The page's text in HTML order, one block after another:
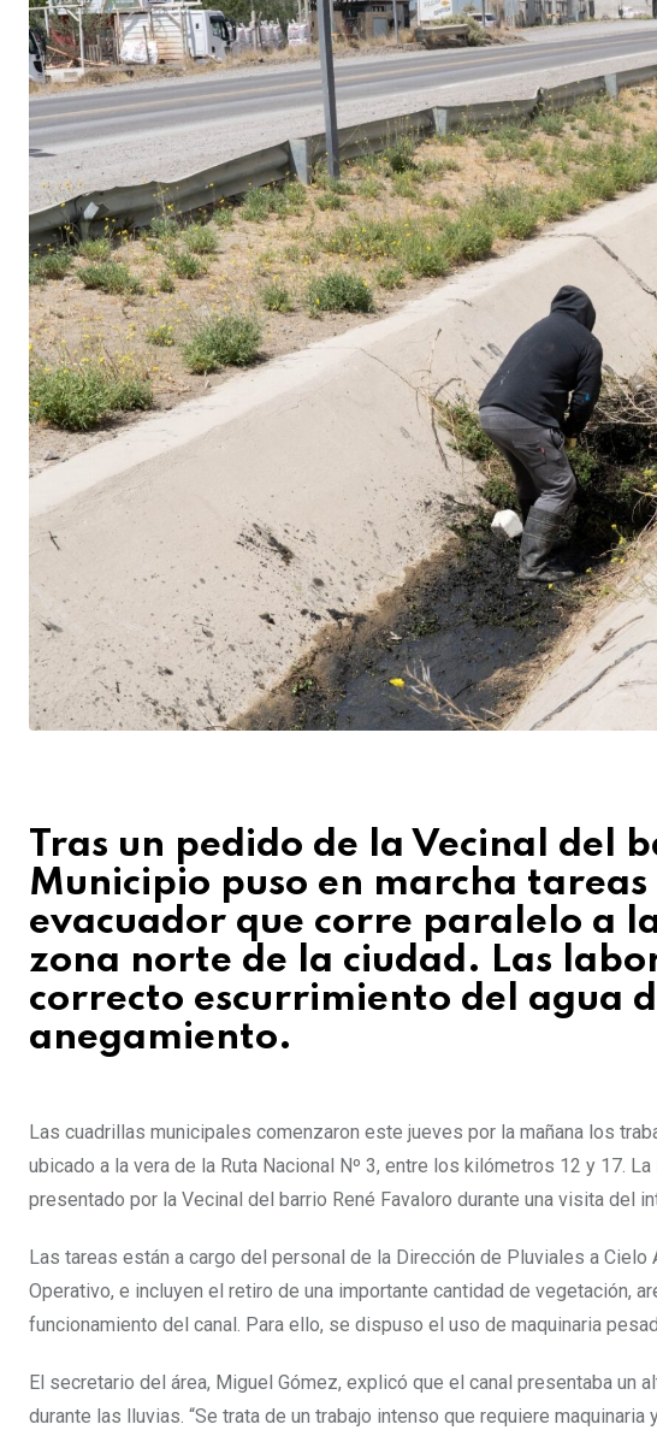
Tras un pedido de la Vecinal del
Municipio puso en marcha tareas
evacuador que corre paralelo a
zona norte de la ciudad. Las
correcto escurrimiento del agua
anegamiento.
Las cuadrillas municipales comenzaron este jueves por la mañana los
ubicado a la vera de la Ruta Nacional Nº 3, entre los kilómetros 12 y 17.
presentado por la Vecinal del barrio René Favaloro durante una visita del
Las tareas están a cargo del personal de la Dirección de Pluviales a
Operativo, e incluyen el retiro de una importante cantidad de vegetación,
funcionamiento del canal. Para ello, se dispuso el uso de maquinaria
El secretario del área, Miguel Gómez, explicó que el canal presentaba
durante las lluvias. “Se trata de un trabajo intenso que requiere